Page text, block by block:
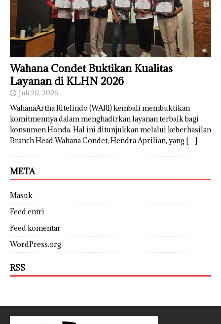
Wahana Condet Buktikan Kualitas
Layanan di KLHN 2026
Juli 20, 2026
WahanaArtha Ritelindo (WARI) kembali membuktikan
komitmennya dalam menghadirkan layanan terbaik bagi
konsumen Honda. Hal ini ditunjukkan melalui keberhasilan
Branch Head Wahana Condet, Hendra Aprilian, yang […]
META
Masuk
Feed entri
Feed komentar
WordPress.org
RSS